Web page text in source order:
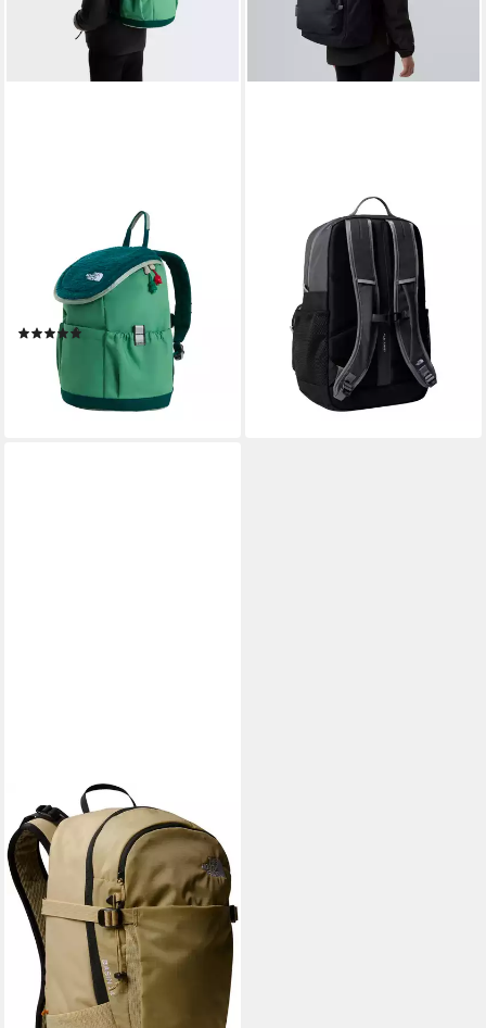
Sportrucksack Y MINI
EXPLORER, für Teens und
Vorschulkinder, mit Top-
Loader-Deckel
(4)
40,99 €
lieferbar - in 1-2 Werktagen bei dir
THE NORTH FACE
Rucksack Y CHUCKWALLA
DAYPACK, mit FlexVent™-
Tragesystem, mit
gepolstertem Laptopfach
65,99 €
UVP 75,00 €
lieferbar - in 1-2 Werktagen bei dir